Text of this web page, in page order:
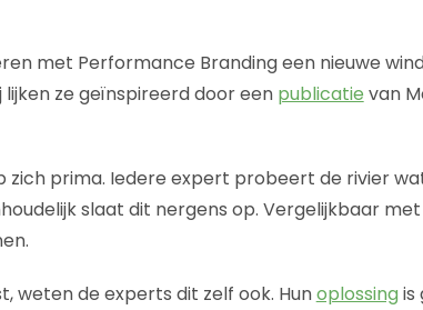
met Performance Branding een nieuwe
ze geïnspireerd door een publicatie van
zich prima. Iedere expert probeert de rivier
slaat dit nergens op. Vergelijkbaar
weten de experts dit zelf ook. Hunoplossing is